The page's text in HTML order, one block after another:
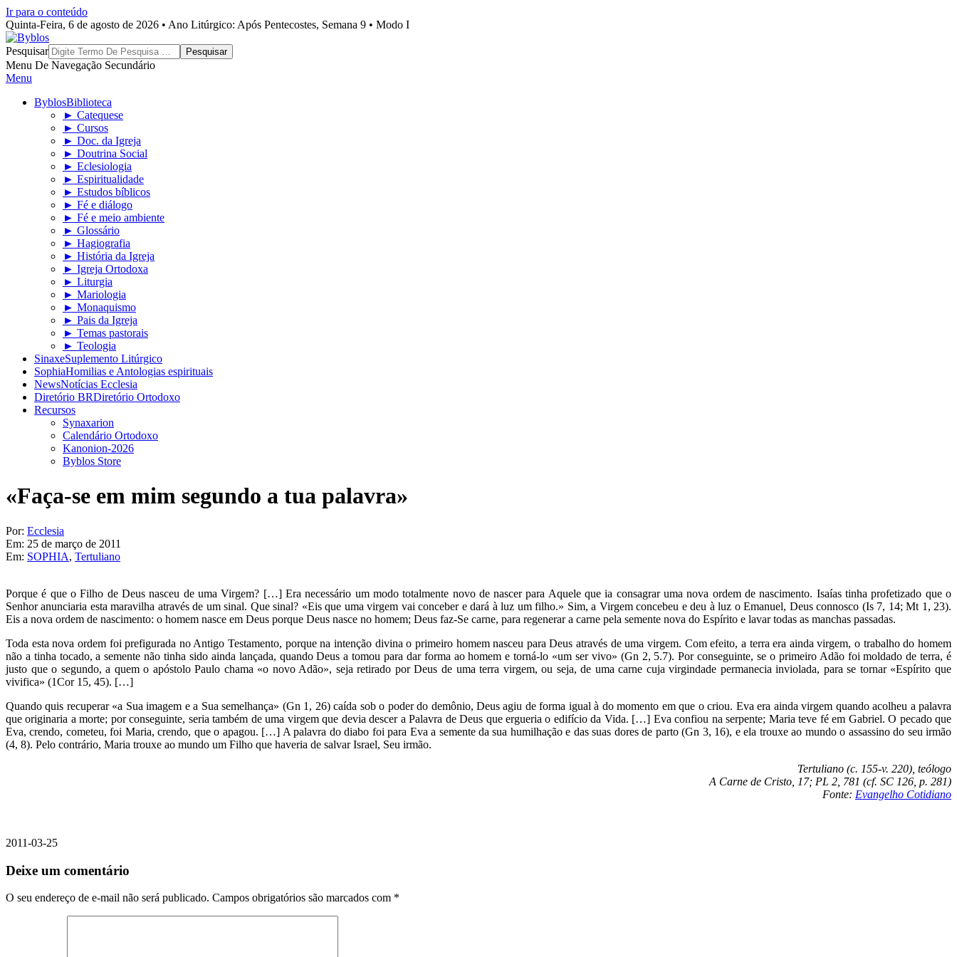
Ir para o conteúdo
Quinta-Feira, 6 de agosto de 2026 • Ano Litúrgico: Após Pentecostes, Semana 9 • Modo I
Byblos
Pesquisar
Menu De Navegação Secundário
Menu
ByblosBiblioteca
► Catequese
► Cursos
► Doc. da Igreja
► Doutrina Social
► Eclesiologia
► Espiritualidade
► Estudos bíblicos
► Fé e diálogo
► Fé e meio ambiente
► Glossário
► Hagiografia
► História da Igreja
► Igreja Ortodoxa
► Liturgia
► Mariologia
► Monaquismo
► Pais da Igreja
► Temas pastorais
► Teologia
SinaxeSuplemento Litúrgico
SophiaHomilias e Antologias espirituais
NewsNotícias Ecclesia
Diretório BRDiretório Ortodoxo
Recursos
Synaxarion
Calendário Ortodoxo
Kanonion-2026
Byblos Store
«Faça-se em mim segundo a tua palavra»
Por: Ecclesia
Em: 25 de março de 2011
Em: SOPHIA, Tertuliano
Porque é que o Filho de Deus nasceu de uma Virgem? […] Era necessário um modo totalmente novo de nascer para Aquele que ia consagrar uma nova ordem de nascimento. Isaías tinha profetizado que o
Senhor anunciaria esta maravilha através de um sinal. Que sinal? «Eis que uma virgem vai conceber e dará à luz um filho.» Sim, a Virgem concebeu e deu à luz o Emanuel, Deus connosco (Is 7, 14; Mt 1, 23).
Eis a nova ordem de nascimento: o homem nasce em Deus porque Deus nasce no homem; Deus faz-Se carne, para regenerar a carne pela semente nova do Espírito e lavar todas as manchas passadas.
Toda esta nova ordem foi prefigurada no Antigo Testamento, porque na intenção divina o primeiro homem nasceu para Deus através de uma virgem. Com efeito, a terra era ainda virgem, o trabalho do homem
não a tinha tocado, a semente não tinha sido ainda lançada, quando Deus a tomou para dar forma ao homem e torná-lo «um ser vivo» (Gn 2, 5.7). Por conseguinte, se o primeiro Adão foi moldado de terra, é
justo que o segundo, a quem o apóstolo Paulo chama «o novo Adão», seja retirado por Deus de uma terra virgem, ou seja, de uma carne cuja virgindade permanecia inviolada, para se tornar «Espírito que
vivifica» (1Cor 15, 45). […]
Quando quis recuperar «a Sua imagem e a Sua semelhança» (Gn 1, 26) caída sob o poder do demônio, Deus agiu de forma igual à do momento em que o criou. Eva era ainda virgem quando acolheu a palavra
que originaria a morte; por conseguinte, seria também de uma virgem que devia descer a Palavra de Deus que ergueria o edifício da Vida. […] Eva confiou na serpente; Maria teve fé em Gabriel. O pecado que
Eva, crendo, cometeu, foi Maria, crendo, que o apagou. […] A palavra do diabo foi para Eva a semente da sua humilhação e das suas dores de parto (Gn 3, 16), e ela trouxe ao mundo o assassino do seu irmão
(4, 8). Pelo contrário, Maria trouxe ao mundo um Filho que haveria de salvar Israel, Seu irmão.
Tertuliano (c. 155-v. 220), teólogo
A Carne de Cristo, 17; PL 2, 781 (cf. SC 126, p. 281)
Fonte: Evangelho Cotidiano
2011-03-25
Deixe um comentário
O seu endereço de e-mail não será publicado. Campos obrigatórios são marcados com *